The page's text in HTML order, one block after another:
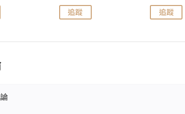
追蹤 追蹤